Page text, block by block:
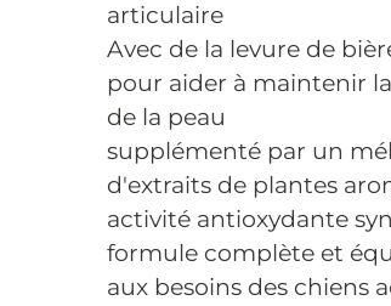
articulaire
Avec de la levure de
pour aider à maintenir
de la peau
supplémenté par un
d'extraits de plantes
activité antioxydante
formule complète et
aux besoins des chiens